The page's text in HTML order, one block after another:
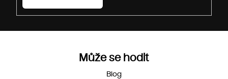
u
Může se hodit
Blog